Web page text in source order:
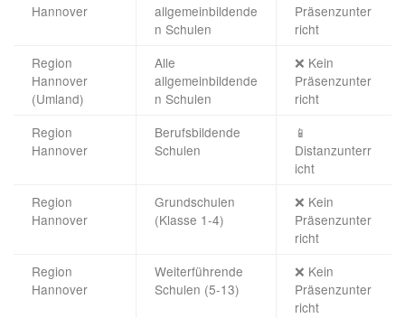
Hannover
allgemeinbildende
n Schulen
Präsenzunter
richt
Region
Hannover
(Umland)
Alle
allgemeinbildende
n Schulen
❌ Kein
Präsenzunter
richt
Region
Hannover
Berufsbildende
Schulen
📱
Distanzunterr
icht
Region
Hannover
Grundschulen
(Klasse 1-4)
❌ Kein
Präsenzunter
richt
Region
Hannover
Weiterführende
Schulen (5-13)
❌ Kein
Präsenzunter
richt